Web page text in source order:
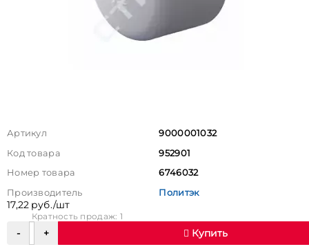
Артикул
9000001032
Код товара
952901
Номер товара
6746032
Производитель
Политэк
17,22 руб./шт
Кратность продаж: 1
Купить